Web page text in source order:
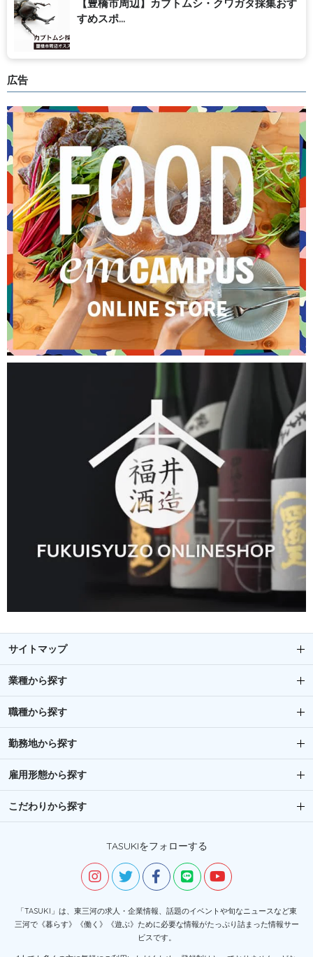
【豊橋市周辺】カブトムシ・クワガタ採集おす
すめスポ...
広告
サイトマップ
業種から探す
職種から探す
勤務地から探す
雇用形態から探す
こだわりから探す
TASUKIをフォローする
「TASUKI」は、東三河の求人・企業情報、話題のイベントや旬なニュースなど東
三河で《暮らす》《働く》《遊ぶ》ために必要な情報がたっぷり詰まった情報サー
ビスです。